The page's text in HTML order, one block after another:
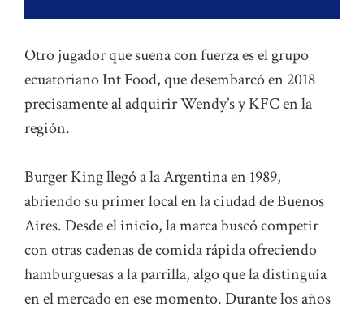
Otro jugador que suena con fuerza es el grupo
ecuatoriano Int Food, que desembarcó en 2018
precisamente al adquirir Wendy’s y KFC en la
región.
Burger King llegó a la Argentina en 1989,
abriendo su primer local en la ciudad de Buenos
Aires. Desde el inicio, la marca buscó competir
con otras cadenas de comida rápida ofreciendo
hamburguesas a la parrilla, algo que la distinguía
en el mercado en ese momento. Durante los años